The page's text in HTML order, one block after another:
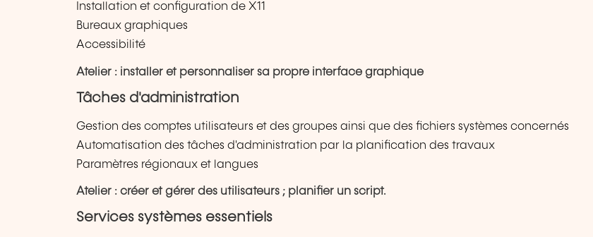
Installation et configuration de X11
Bureaux graphiques
Accessibilité
Atelier : installer et personnaliser sa propre interface graphique
Tâches d'administration
Gestion des comptes utilisateurs et des groupes ainsi que des fichiers systèmes concernés
Automatisation des tâches d'administration par la planification des travaux
Paramètres régionaux et langues
Atelier : créer et gérer des utilisateurs ; planifier un script.
Services systèmes essentiels